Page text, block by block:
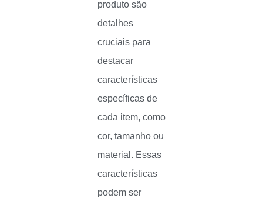
produto são
detalhes
cruciais para
destacar
características
específicas de
cada item, como
cor, tamanho ou
material. Essas
características
podem ser